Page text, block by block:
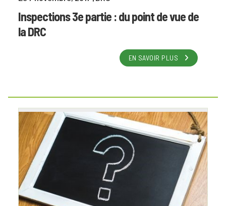
Inspections 3e partie : du point de vue de
la DRC
EN SAVOIR PLUS